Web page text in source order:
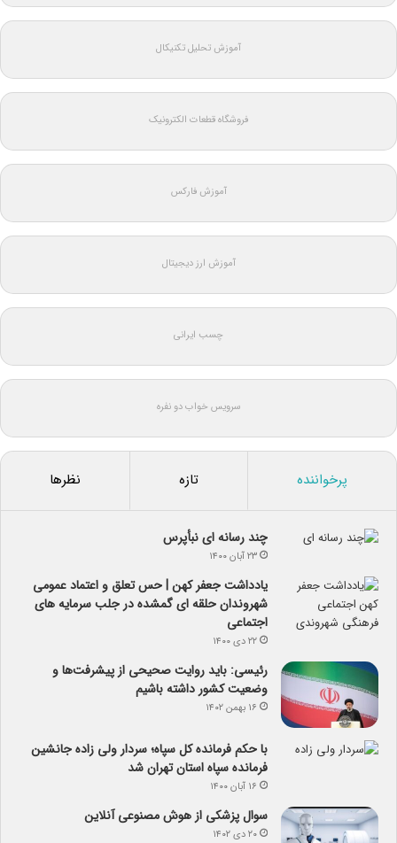
آموزش تحلیل تکنیکال
فروشگاه قطعات الکترونیک
آموزش فارکس
آموزش ارز دیجیتال
چسب ایرانی
سرویس خواب دو نفره
پرخواننده تازه نظرها
چند رسانه ای نبأپرس
۲۳ آبان ۱۴۰۰
یادداشت جعفر کهن | حس تعلق و اعتماد عمومی
شهروندان حلقه ای گمشده در جلب سرمایه های
اجتماعی
۲۲ دی ۱۴۰۰
رئیسی: باید روایت صحیحی از پیشرفت‌ها و
وضعیت کشور داشته باشیم
۱۶ بهمن ۱۴۰۲
با حکم فرمانده کل سپاه؛ سردار ولی زاده جانشین
فرمانده سپاه استان تهران شد
۱۶ آبان ۱۴۰۰
سوال پزشکی از هوش مصنوعی آنلاین
۲۰ دی ۱۴۰۲